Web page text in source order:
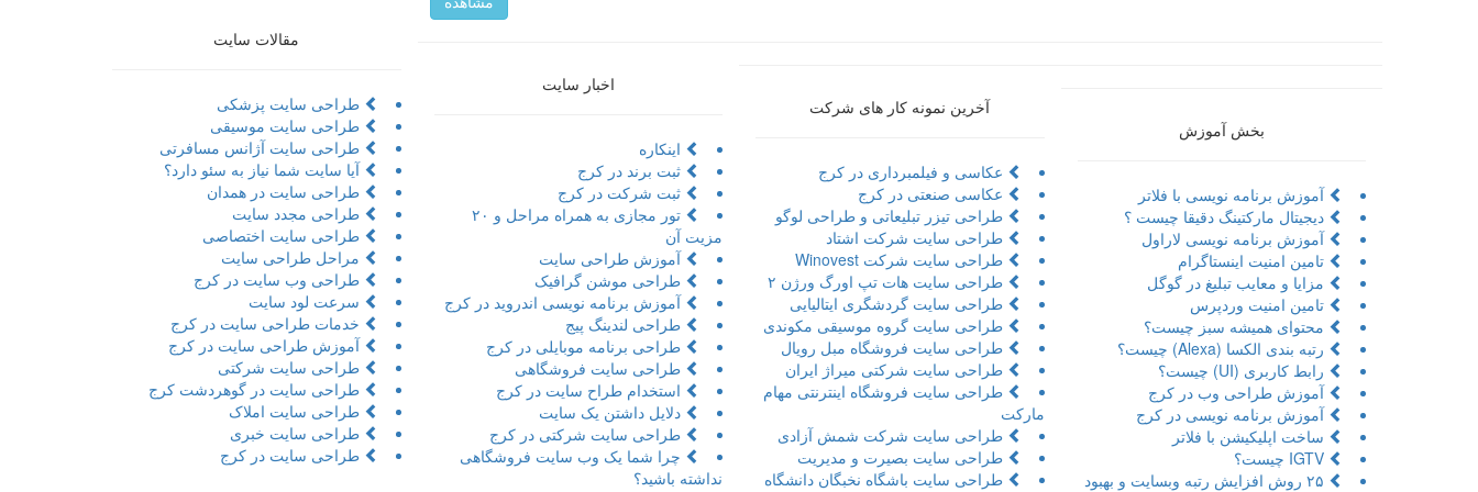
مقالات سایت
طراحی سایت پزشکی
طراحی سایت موسیقی
طراحی سایت آژانس مسافرتی
آیا سایت شما نیاز به سئو دارد؟
طراحی سایت در همدان
طراحی مجدد سایت
طراحی سایت اختصاصی
مراحل طراحی سایت
طراحی وب سایت در کرج
سرعت لود سایت
خدمات طراحی سایت در کرج
آموزش طراحی سایت در کرج
طراحی سایت شرکتی
طراحی سایت در گوهردشت کرج
طراحی سایت املاک
طراحی سایت خبری
طراحی سایت در کرج
اخبار سایت
اینکاره
ثبت برند در کرج
ثبت شرکت در کرج
تور مجازی به همراه مراحل و ۲۰
مزیت آن
آموزش طراحی سایت
طراحی موشن گرافیک
آموزش برنامه نویسی اندروید در کرج
طراحی لندینگ پیج
طراحی برنامه موبایلی در کرج
طراحی سایت فروشگاهی
استخدام طراح سایت در کرج
دلایل داشتن یک سایت
طراحی سایت شرکتی در کرج
چرا شما یک وب سایت فروشگاهی
نداشته باشید؟
آخرین نمونه کار های شرکت
عکاسی و فیلمبرداری در کرج
عکاسی صنعتی در کرج
طراحی تیزر تبلیعاتی و طراحی لوگو
طراحی سایت شرکت اشتاد
طراحی سایت شرکت Winovest
طراحی سایت هات تپ اورگ ورژن ۲
طراحی سایت گردشگری ایتالیایی
طراحی سایت گروه موسیقی مکوندی
طراحی سایت فروشگاه مبل رویال
طراحی سایت شرکتی میراژ ایران
طراحی سایت فروشگاه اینترنتی مهام
مارکت
طراحی سایت شرکت شمش آزادی
طراحی سایت بصیرت و مدیریت
طراحی سایت باشگاه نخبگان دانشگاه
بخش آموزش
آموزش برنامه نویسی با فلاتر
دیجیتال مارکتینگ دقیقا چیست ؟
آموزش برنامه نویسی لاراول
تامین امنیت اینستاگرام
مزایا و معایب تبلیغ در گوگل
تامین امنیت وردپرس
محتوای همیشه سبز چیست؟
رتبه بندی الکسا (Alexa) چیست؟
رابط کاربری (UI) چیست؟
آموزش طراحی وب در کرج
آموزش برنامه نویسی در کرج
ساخت اپلیکیشن با فلاتر
۲۵ روش افزایش رتبه وبسایت و بهبود